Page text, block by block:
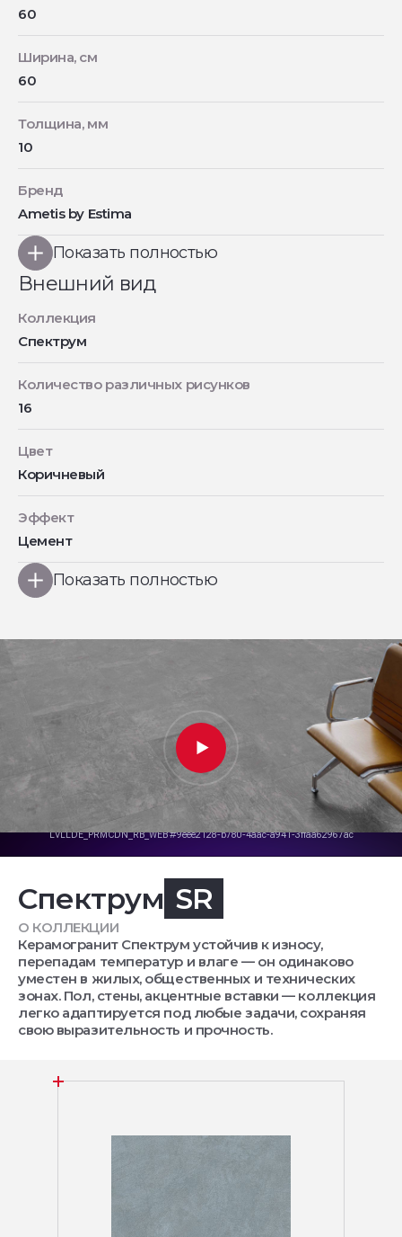
60
Ширина, см
60
Толщина, мм
10
Бренд
Ametis by Estima
Показать полностью
Внешний вид
Коллекция
Спектрум
Количество различных рисунков
16
Цвет
Коричневый
Эффект
Цемент
Показать полностью
Спектрум SR
О КОЛЛЕКЦИИ
Керамогранит Спектрум устойчив к износу,
перепадам температур и влаге — он одинаково
уместен в жилых, общественных и технических
зонах. Пол, стены, акцентные вставки — коллекция
легко адаптируется под любые задачи, сохраняя
свою выразительность и прочность.